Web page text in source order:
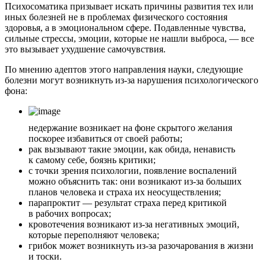
Психосоматика призывает искать причины развития тех или
иных болезней не в проблемах физического состояния
здоровья, а в эмоциональном сфере. Подавленные чувства,
сильные стрессы, эмоции, которые не нашли выброса, — все
это вызывает ухудшение самочувствия.
По мнению адептов этого направления науки, следующие
болезни могут возникнуть из-за нарушения психологического
фона:
недержание возникает на фоне скрытого желания
поскорее избавиться от своей работы;
рак вызывают такие эмоции, как обида, ненависть
к самому себе, боязнь критики;
с точки зрения психологии, появление воспалений
можно объяснить так: они возникают из-за больших
планов человека и страха их неосуществления;
парапроктит — результат страха перед критикой
в рабочих вопросах;
кровотечения возникают из-за негативных эмоций,
которые переполняют человека;
грибок может возникнуть из-за разочарования в жизни
и тоски.